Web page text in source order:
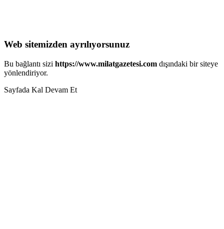
Web sitemizden ayrılıyorsunuz
Bu bağlantı sizi https://www.milatgazetesi.com dışındaki bir siteye
yönlendiriyor.
Sayfada Kal Devam Et